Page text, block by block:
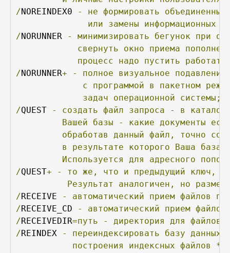
/NOREINDEX0 - не формировать
объединенные
или
замены информационных
/NORUNNER - минимизировать бегунок при
свернуть
окно приема
процесс
надо пустить
работать
/NORUNNER+ - полное визуальное
подавление
с
программой в пакетном
задач
операционной
системы;
/QUEST - создать файл запроса - в
Вашей
базы - какие документы
обработав
данный файл, точно
в
результате которого Ваша база
Используется
для адресного
/QUEST+ - то же, что и предыдущий ключ,
Результат
аналогичен, но
размер
/RECEIVE - автоматический прием файлов
/RECEIVE_CD - автоматический прием файлов
/RECEIVEDIR=путь - директория для файлов
/REINDEX - переиндексировать базу данных
построения
индексных файлов *.